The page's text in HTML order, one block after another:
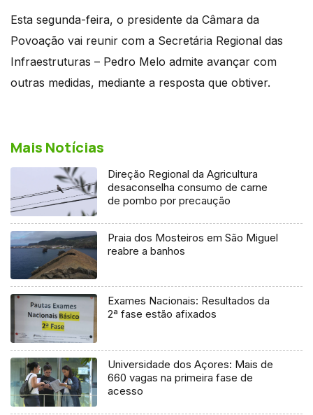
Esta segunda-feira, o presidente da Câmara da
Povoação vai reunir com a Secretária Regional das
Infraestruturas – Pedro Melo admite avançar com
outras medidas, mediante a resposta que obtiver.
Mais Notícias
Direção Regional da Agricultura
desaconselha consumo de carne
de pombo por precaução
Praia dos Mosteiros em São Miguel
reabre a banhos
Exames Nacionais: Resultados da
2ª fase estão afixados
Universidade dos Açores: Mais de
660 vagas na primeira fase de
acesso